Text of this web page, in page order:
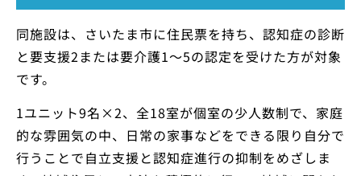
同施設は、さいたま市に住民票を持ち、認知症の診断
と要支援2または要介護1〜5の認定を受けた方が対象
です。
1ユニット9名×2、全18室が個室の少人数制で、家庭
的な雰囲気の中、日常の家事などをできる限り自分で
行うことで自立支援と認知症進行の抑制をめざしま